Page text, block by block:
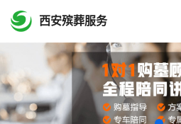
西安殡葬服务